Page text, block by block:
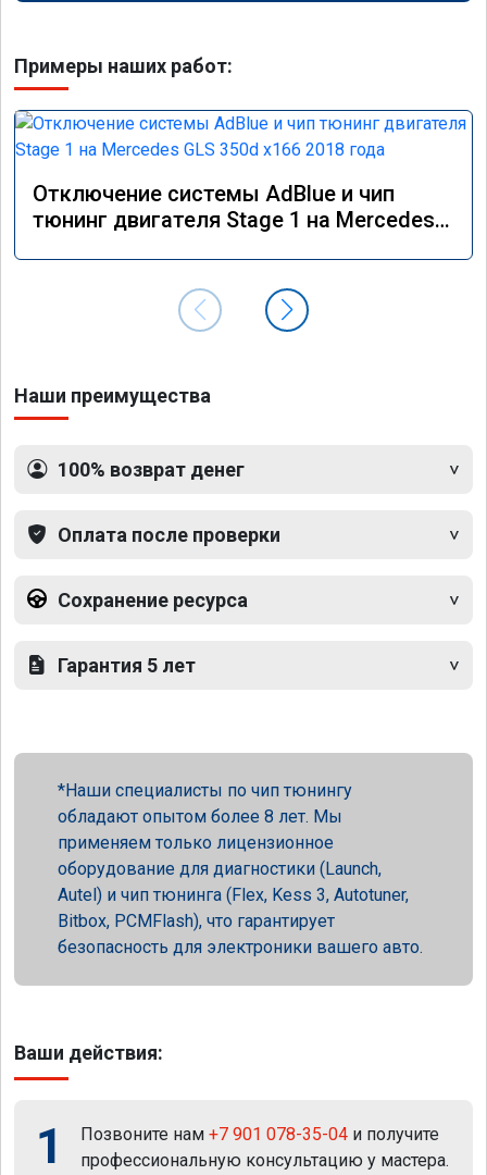
Примеры наших работ:
Отключение системы AdBlue и чип
тюнинг двигателя Stage 1 на Mercedes
Наши преимущества
100% возврат денег
Оплата после проверки
Сохранение ресурса
Гарантия 5 лет
Наши специалисты по чип тюнингу
обладают опытом более 8 лет. Мы
применяем только лицензионное
оборудование для диагностики (Launch,
Autel) и чип тюнинга (Flex, Kess 3, Autotuner,
Bitbox, PCMFlash), что гарантирует
безопасность для электроники вашего авто.
Ваши действия:
1 Позвоните нам +7 901 078-35-04 и получите
профессиональную консультацию у мастера.